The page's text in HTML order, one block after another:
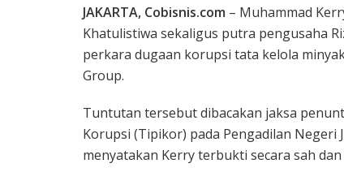
JAKARTA, Cobisnis.com – Muhammad
Khatulistiwa sekaligus putra pengusaha
perkara dugaan korupsi tata kelola
Group.
Tuntutan tersebut dibacakan jaksa
Korupsi (Tipikor) pada Pengadilan Negeri
menyatakan Kerry terbukti secara sah